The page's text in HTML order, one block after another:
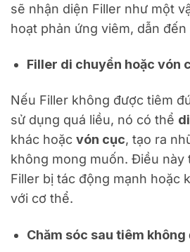
sẽ nhận diện Filler như một
hoạt phản ứng viêm, dẫn đến
Filler di chuyển hoặc vón
Nếu Filler không được tiêm
sử dụng quá liều, nó có thể
khác hoặc vón cục, tạo ra
không mong muốn. Điều này
Filler bị tác động mạnh hoặc
với cơ thể.
Chăm sóc sau tiêm